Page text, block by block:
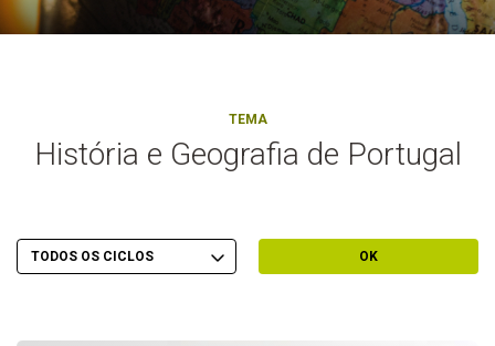
TEMA
História e Geografia de Portugal
Filtrar por Ciclo
Escolher Ciclo OK